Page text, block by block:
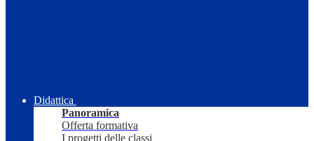
Didattica
Panoramica
Offerta formativa
I progetti delle classi